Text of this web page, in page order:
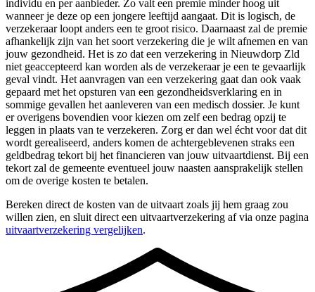
individu en per aanbieder. Zo valt een premie minder hoog uit
wanneer je deze op een jongere leeftijd aangaat. Dit is logisch, de
verzekeraar loopt anders een te groot risico. Daarnaast zal de premie
afhankelijk zijn van het soort verzekering die je wilt afnemen en van
jouw gezondheid. Het is zo dat een verzekering in Nieuwdorp Zld
niet geaccepteerd kan worden als de verzekeraar je een te gevaarlijk
geval vindt. Het aanvragen van een verzekering gaat dan ook vaak
gepaard met het opsturen van een gezondheidsverklaring en in
sommige gevallen het aanleveren van een medisch dossier. Je kunt
er overigens bovendien voor kiezen om zelf een bedrag opzij te
leggen in plaats van te verzekeren. Zorg er dan wel écht voor dat dit
wordt gerealiseerd, anders komen de achtergeblevenen straks een
geldbedrag tekort bij het financieren van jouw uitvaartdienst. Bij een
tekort zal de gemeente eventueel jouw naasten aansprakelijk stellen
om de overige kosten te betalen.
Bereken direct de kosten van de uitvaart zoals jij hem graag zou
willen zien, en sluit direct een uitvaartverzekering af via onze pagina
uitvaartverzekering vergelijken.